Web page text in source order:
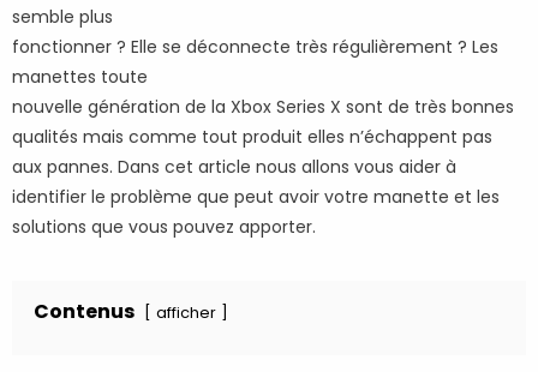
semble plus
fonctionner ? Elle se déconnecte très régulièrement ? Les
manettes toute
nouvelle génération de la Xbox Series X sont de très bonnes
qualités mais comme tout produit elles n’échappent pas
aux pannes. Dans cet article nous allons vous aider à
identifier le problème que peut avoir votre manette et les
solutions que vous pouvez apporter.
Contenus afficher